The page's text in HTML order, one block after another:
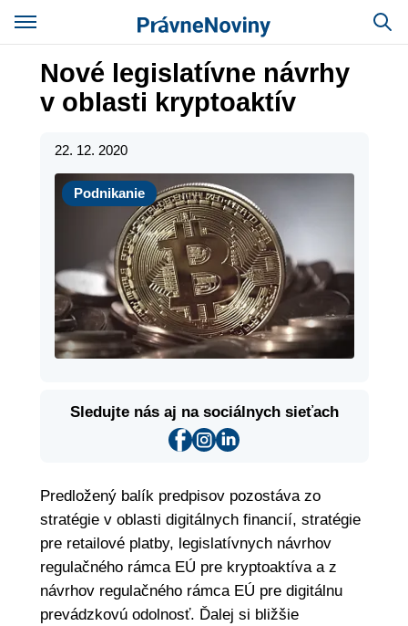
Nové legislatívne návrhy
v oblasti kryptoaktív
22. 12. 2020
Podnikanie
Podnikanie
Sledujte nás aj na sociálnych sieťach
Predložený balík predpisov pozostáva zo
stratégie v oblasti digitálnych financií, stratégie
pre retailové platby, legislatívnych návrhov
regulačného rámca EÚ pre kryptoaktíva a z
návrhov regulačného rámca EÚ pre digitálnu
prevádzkovú odolnosť. Ďalej si bližšie